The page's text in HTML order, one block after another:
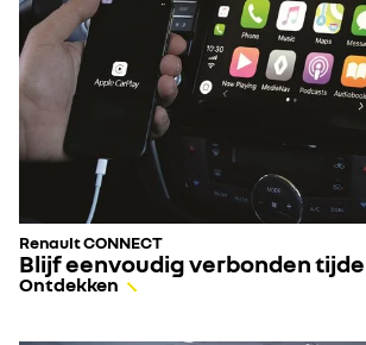
Renault CONNECT
Blijf eenvoudig verbonden
Ontdekken